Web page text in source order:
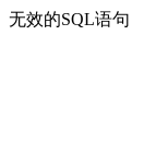
无效的SQL语句